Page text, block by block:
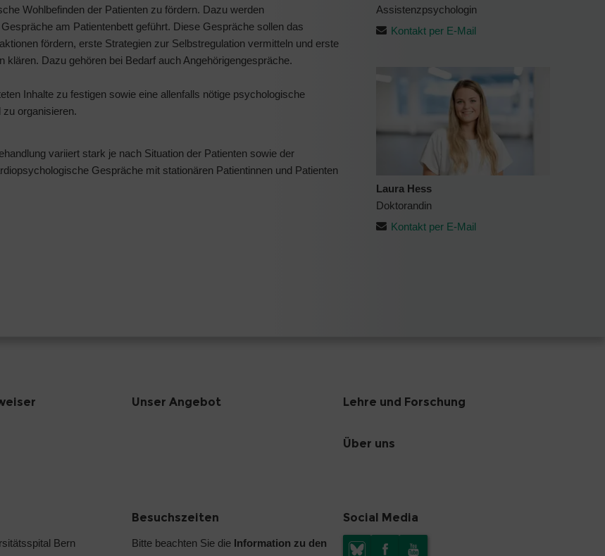
Wohlbefinden der Patienten zu fördern. Dazu werden
am Patientenbett geführt. Diese Gespräche sollen das
fördern, erste Strategien zur Selbstregulation vermitteln und erste
Dazu gehören bei Bedarf auch Angehörigengespräche.
Inhalte zu festigen sowie eine allenfalls nötige psychologische
organisieren.
variiert stark je nach Situation der Patienten sowie der
Gespräche mit stationären Patientinnen und Patienten
Assistenzpsychologin
Kontakt per E-Mail
Laura Hess
Doktorandin
Kontakt per E-Mail
Unser Angebot Lehre und Forschung
Über uns
Bern
Besuchszeiten
Bitte beachten Sie die Information zu den
Social Media